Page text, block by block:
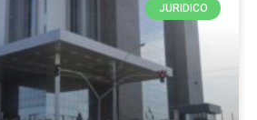
JURIDICO